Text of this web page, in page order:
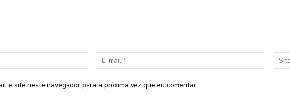
Nome:*
mail:*
e site neste navegador para a próxima vez que eu comentar.